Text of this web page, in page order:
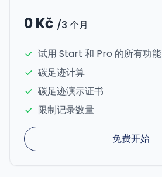
0 Kč /3 个月
试用 Start 和 Pro 的所有功能
碳足迹计算
碳足迹演示证书
限制记录数量
免费开始